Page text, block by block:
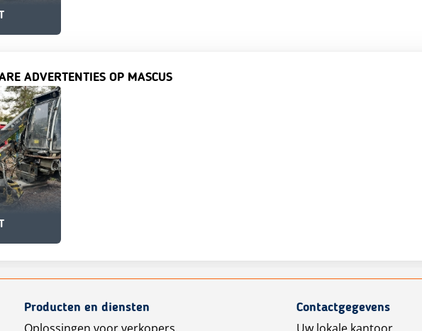
ADVERTENTIES OP MASCUS
Producten en diensten Contactgegevens